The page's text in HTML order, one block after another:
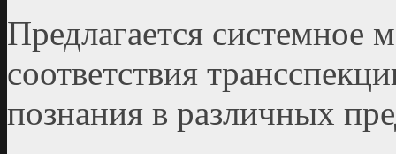
Предлагается системное
соответствия
познания в различных